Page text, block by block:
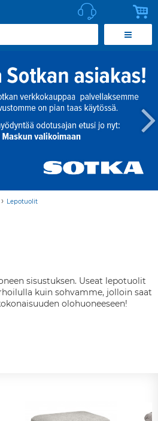
› Lepotuolit
sisustuksen. Useat lepotuolit
kuin sohvamme, jolloin saat
olohuoneeseen!